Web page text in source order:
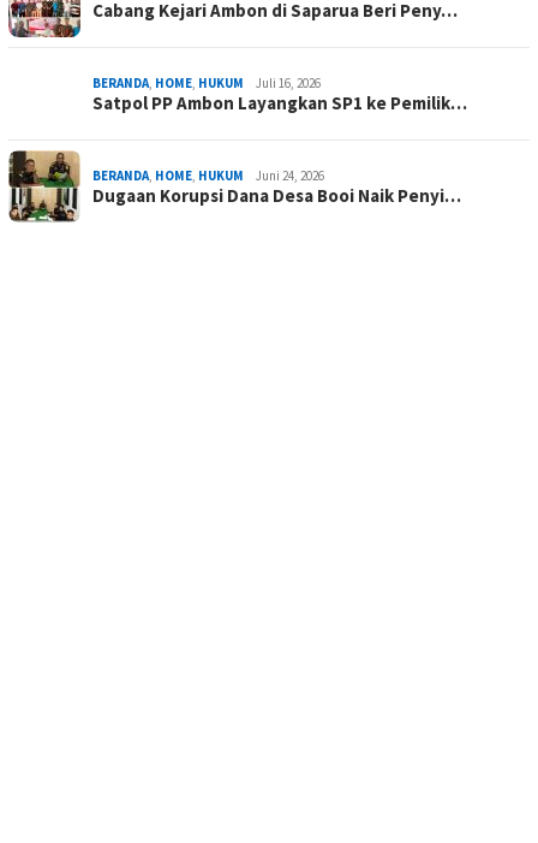
Cabang Kejari Ambon di Saparua Beri Peny…
BERANDA, HOME, HUKUM Juli 16, 2026
Satpol PP Ambon Layangkan SP1 ke Pemilik…
BERANDA, HOME, HUKUM Juni 24, 2026
Dugaan Korupsi Dana Desa Booi Naik Penyi…